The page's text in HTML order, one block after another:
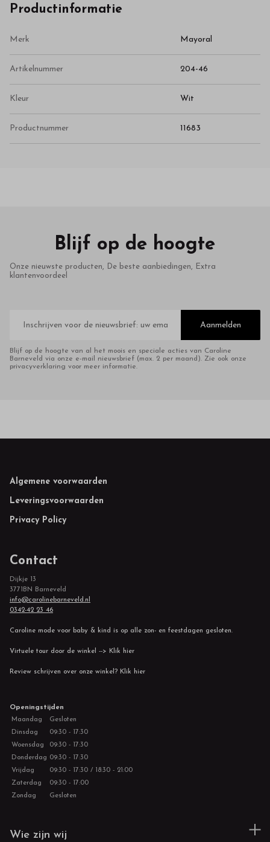
Productinformatie
Merk Mayoral
Artikelnummer 204-46
Kleur Wit
Productnummer 11683
Blijf op de hoogte
Onze nieuwste producten, De beste aanbiedingen, Extra
klantenvoordeel
mailadres
Aanmelden
Blijf op de hoogte van al het moois en speciale acties van Caroline
Barneveld via onze e-mail nieuwsbrief (max. 2 per maand). Zie ook onze
privacyverklaring voor meer informatie.
Footer
Algemene voorwaarden
Leveringsvoorwaarden
Privacy Policy
Contact
Dijkje 13
3771BN Barneveld
info@carolinebarneveld.nl
0342-42 23 46
Caroline mode voor baby & kind is op alle zon- en feestdagen gesloten.
Virtuele tour door de winkel --> Klik hier
Review schrijven over onze winkel? Klik hier
Openingstijden
Maandag
Gesloten
Dinsdag
09:30 - 17:30
Woensdag
09:30 - 17:30
Donderdag 09:30 - 17:30
Vrijdag
09:30 - 17:30 / 18:30 - 21:00
Zaterdag
09:30 - 17:00
Zondag
Gesloten
Wie zijn wij